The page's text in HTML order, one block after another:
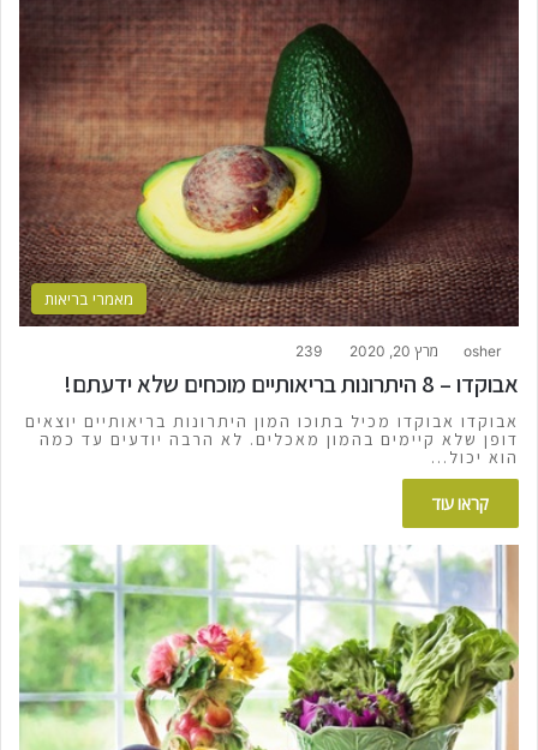
מאמרי בריאות
osher מרץ 20, 2020 239
אבוקדו – 8 היתרונות בריאותיים מוכחים שלא ידעתם!
אבוקדו אבוקדו מכיל בתוכו המון היתרונות בריאותיים יוצאים
דופן שלא קיימים בהמון מאכלים. לא הרבה יודעים עד כמה
הוא יכול…
קראו עוד